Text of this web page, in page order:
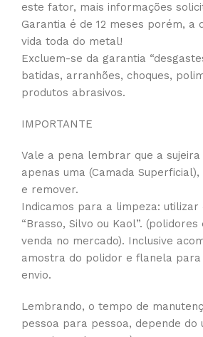
este fator, mais informações
Garantia é de 12 meses porém, a
vida toda do metal!
Excluem-se da garantia
batidas, arranhões, choques,
produtos abrasivos.
IMPORTANTE
Vale a pena lembrar que a sujeira
apenas uma (Camada
e remover.
Indicamos para a limpeza: utilizar
“Brasso, Silvo ou Kaol”.
venda no mercado). Inclusive
amostra do polidor e flanela
envio.
Lembrando, o tempo de
pessoa para pessoa, depende do